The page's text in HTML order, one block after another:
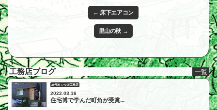
← 床下エアコン
里山の秋 →
工務店ブログ 一覧
25号地 いなほ工務店
2022.03.16
住宅博で学んだ町角が受賞...